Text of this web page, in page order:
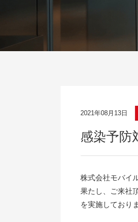
2021年08月13日
感染予防
株式会社モバイ
果たし、ご来社
を実施しており